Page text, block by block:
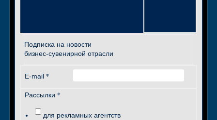
Подписка на новости
бизнес-сувенирной отрасли
E-mail *
Рассылки *
для рекламных агентств